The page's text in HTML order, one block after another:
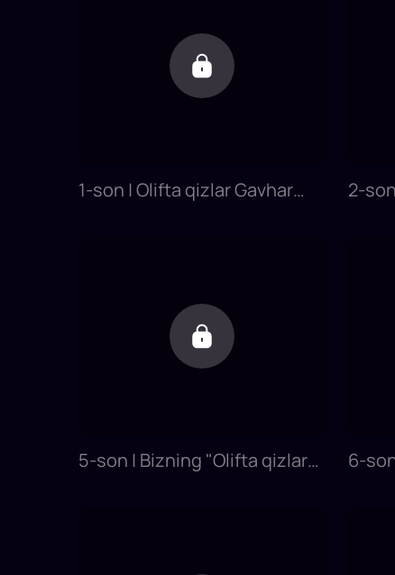
1-son | Olifta qizlar Gavhar
2-
5-son | Bizning "Olifta qizlar"
6-